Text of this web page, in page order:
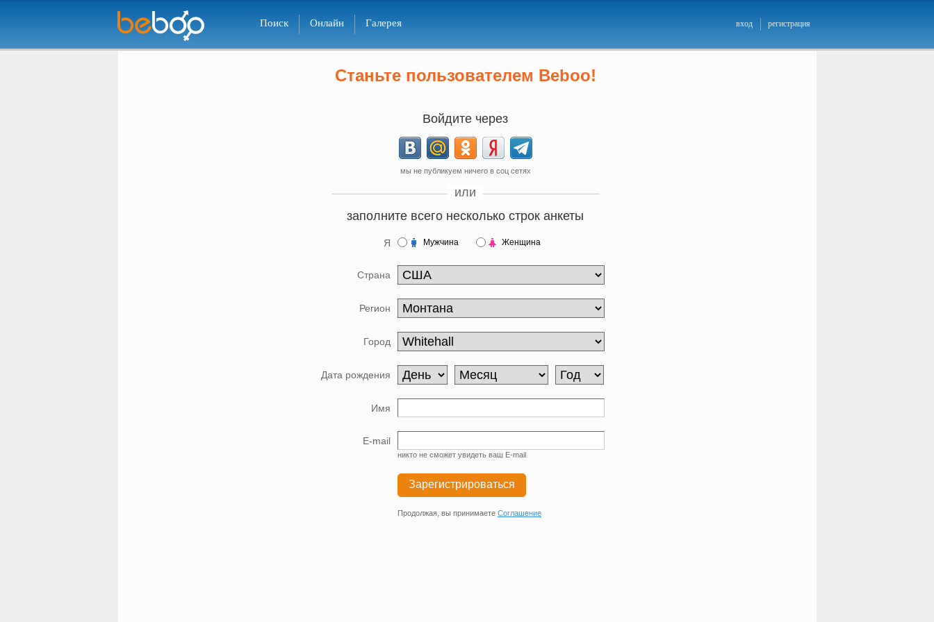
Поиск Онлайн Галерея вход регистрация
Станьте пользователем Beboo!
Войдите через
мы не публикуем ничего в соц сетях
или
заполните всего несколько строк анкеты
Я Мужчина Женщина
Страна
Регион
Город
Дата рождения
Имя
E-mail
никто не сможет увидеть ваш E-mail
Зарегистрироваться
Продолжая, вы принимаете Соглашение